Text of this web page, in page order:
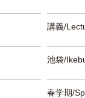
講義/
池袋/
春学期/